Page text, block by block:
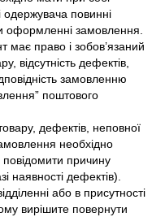
одержувача повинні
оформленні замовлення.
має право і зобов’язаний
відсутність дефектів,
замовленню
поштового
дефектів, неповної
необхідно
повідомити причину
наявності дефектів).
або в присутності
вирішите повернути